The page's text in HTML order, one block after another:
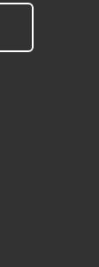
данных в